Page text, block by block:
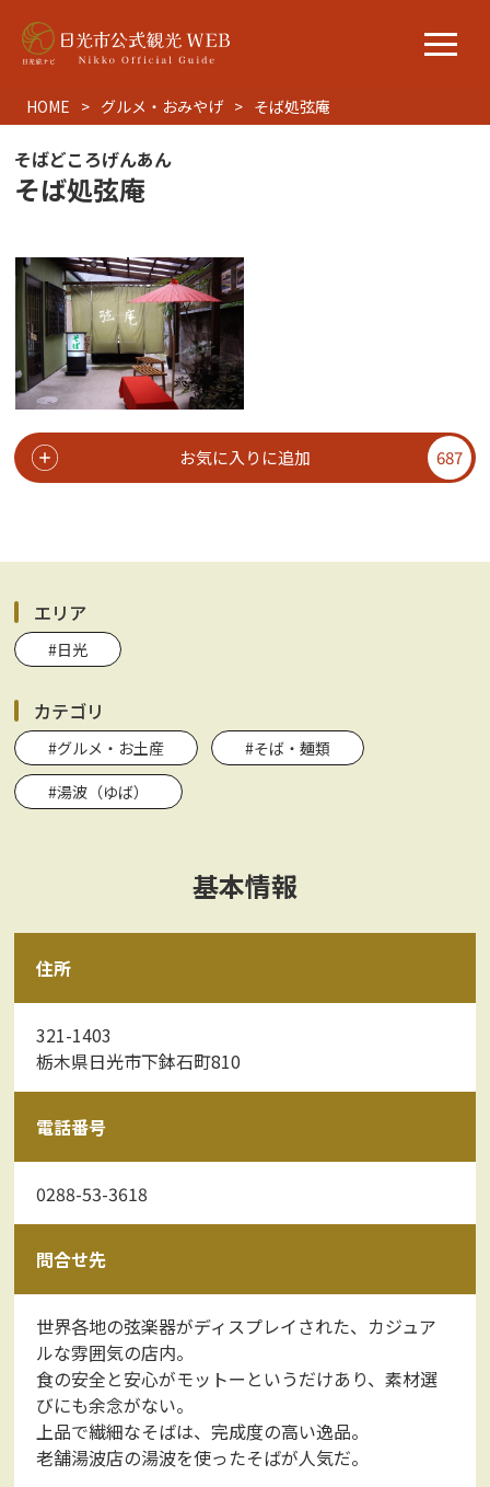
HOME グルメ・おみやげ そば処弦庵
そばどころげんあん
そば処弦庵
お気に入りに追加 687
エリア
#日光
カテゴリ
#グルメ・お土産
#そば・麺類
#湯波（ゆば）
基本情報
住所
321-1403
栃木県日光市下鉢石町810
電話番号
0288-53-3618
問合せ先
世界各地の弦楽器がディスプレイされた、カジュア
ルな雰囲気の店内。
食の安全と安心がモットーというだけあり、素材選
びにも余念がない。
上品で繊細なそばは、完成度の高い逸品。
老舗湯波店の湯波を使ったそばが人気だ。